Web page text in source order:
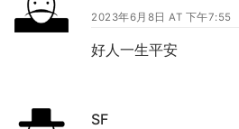
2023年6月8日 AT 下午7:55
好人一生平安
SF